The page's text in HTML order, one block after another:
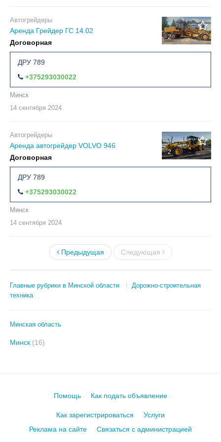
2
Автогрейдеры
Аренда Грейдер ГС 14.02
Договорная
ДРУ 789
+375293030022
Минск
14 сентября 2024
2
Автогрейдеры
Аренда автогрейдер VOLVO 946
Договорная
ДРУ 789
+375293030022
Минск
14 сентября 2024
Предыдущая Следующая
Главные рубрики в Минской области
Дорожно-строительная
техника
Минская область
Минск (16)
Помощь Как подать объявление
Как зарегистрироваться
Услуги
Реклама на сайте
Связаться с администрацией